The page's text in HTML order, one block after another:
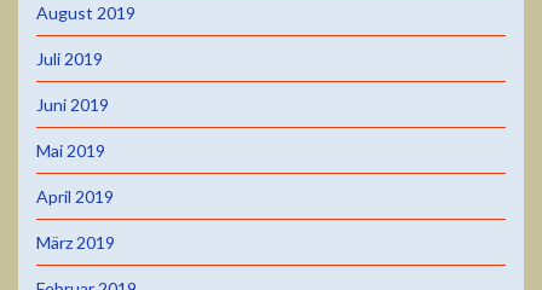
August 2019
Juli 2019
Juni 2019
Mai 2019
April 2019
März 2019